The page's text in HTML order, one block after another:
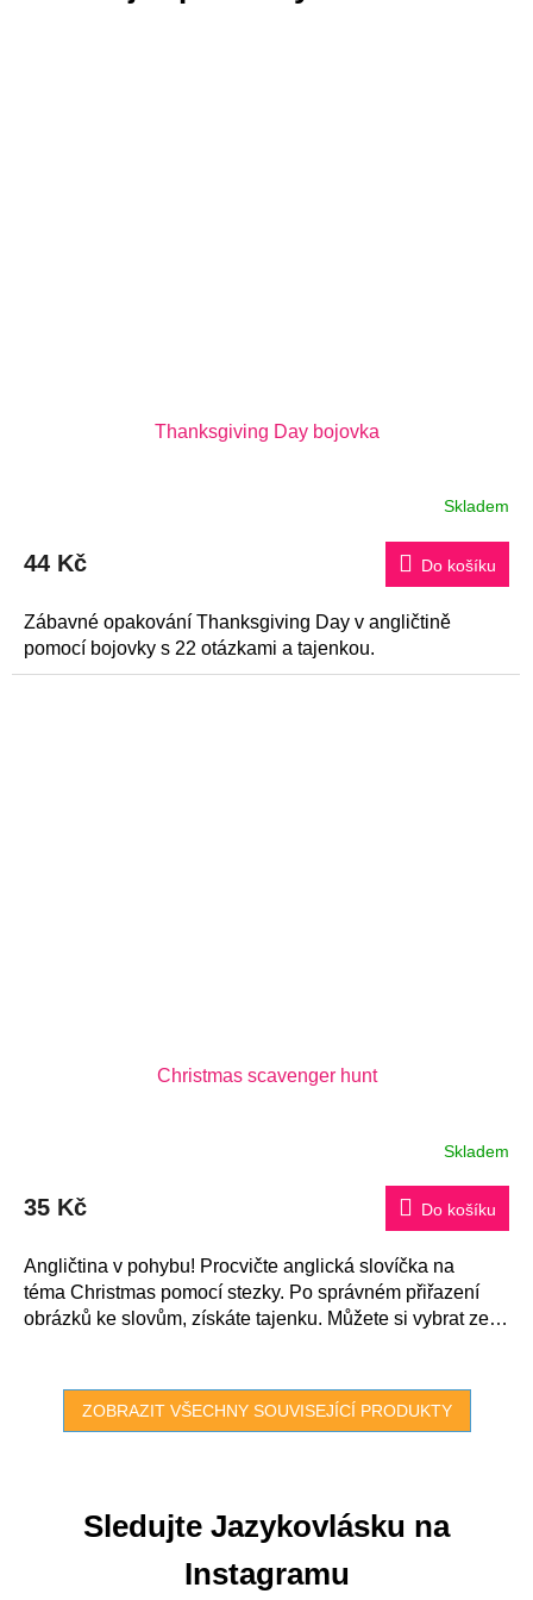
Thanksgiving Day bojovka
Skladem
44 Kč Do košíku
Zábavné opakování Thanksgiving Day v angličtině
pomocí bojovky s 22 otázkami a tajenkou.
Christmas scavenger hunt
Skladem
35 Kč Do košíku
Angličtina v pohybu! Procvičte anglická slovíčka na
téma Christmas pomocí stezky. Po správném přiřazení
obrázků ke slovům, získáte tajenku. Můžete si vybrat ze
ZOBRAZIT VŠECHNY SOUVISEJÍCÍ PRODUKTY
Sledujte Jazykovlásku na
Instagramu